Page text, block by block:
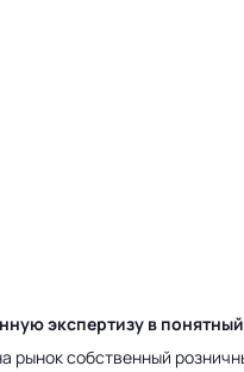
экспертизу в
собственный